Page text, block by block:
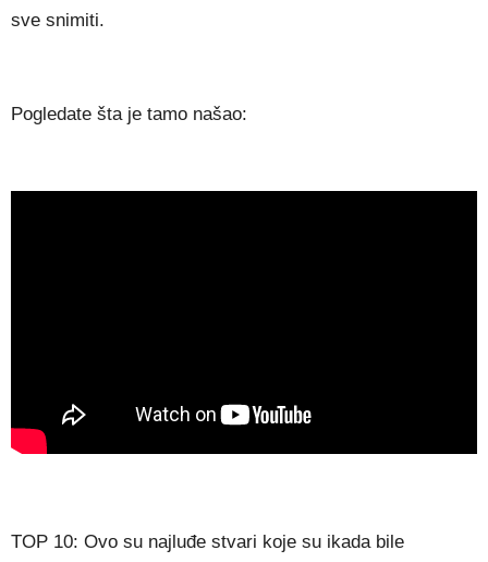
sve snimiti.
Pogledate šta je tamo našao:
TOP 10: Ovo su najluđe stvari koje su ikada bile